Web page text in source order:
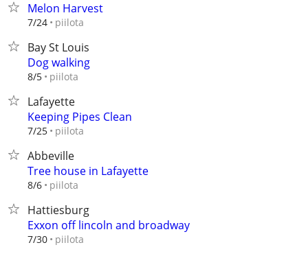
Melon Harvest
7/24 piilota
Bay St Louis
Dog walking
8/5 piilota
Lafayette
Keeping Pipes Clean
7/25 piilota
Abbeville
Tree house in Lafayette
8/6 piilota
Hattiesburg
Exxon off lincoln and broadway
7/30 piilota